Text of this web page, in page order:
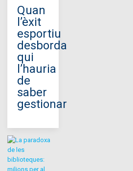
Quan
l’èxit
esportiu
desborda
qui
l’hauria
de
saber
gestionar